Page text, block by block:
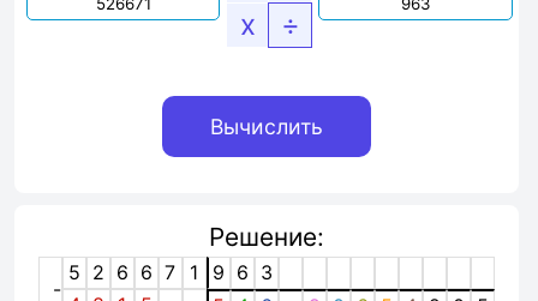
x
÷
Решение:
-
5 2 6 6 7 1 9 6 3